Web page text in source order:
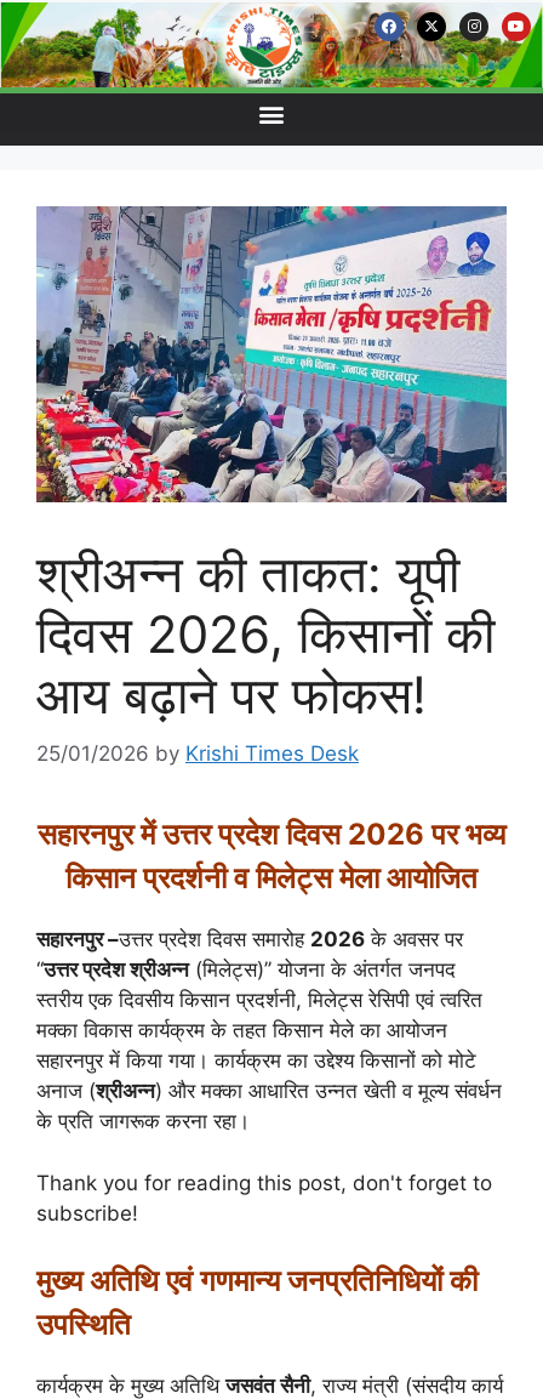
श्रीअन्न की ताकत: यूपी
दिवस 2026, किसानों की
आय बढ़ाने पर फोकस!
25/01/2026 by Krishi Times Desk
सहारनपुर में उत्तर प्रदेश दिवस 2026 पर भव्य
किसान प्रदर्शनी व मिलेट्स मेला आयोजित
सहारनपुर –उत्तर प्रदेश दिवस समारोह 2026 के अवसर पर
‘‘उत्तर प्रदेश श्रीअन्न(मिलेट्स)’’ योजना के अंतर्गत जनपद
स्तरीय एक दिवसीय किसान प्रदर्शनी, मिलेट्स रेसिपी एवं त्वरित
मक्का विकास कार्यक्रम के तहत किसान मेले का आयोजन
सहारनपुर में किया गया। कार्यक्रम का उद्देश्य किसानों को मोटे
अनाज (श्रीअन्न) और मक्का आधारित उन्नत खेती व मूल्य संवर्धन
के प्रति जागरूक करना रहा।
Thank you for reading this post, don't forget to
subscribe!
मुख्य अतिथि एवं गणमान्य जनप्रतिनिधियों की
उपस्थिति
कार्यक्रम के मुख्य अतिथिजसवंत सैनी, राज्य मंत्री (संसदीय कार्य